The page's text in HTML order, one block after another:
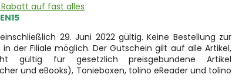
Rabatt auf fast alles
29. Juni 2022 gültig. Keine Bestellung zur
der Filiale möglich. Der Gutschein gilt auf alle Artikel,
gültig für gesetzlich preisgebundene Artikel
und eBooks), Tonieboxen, tolino eReader und tolino